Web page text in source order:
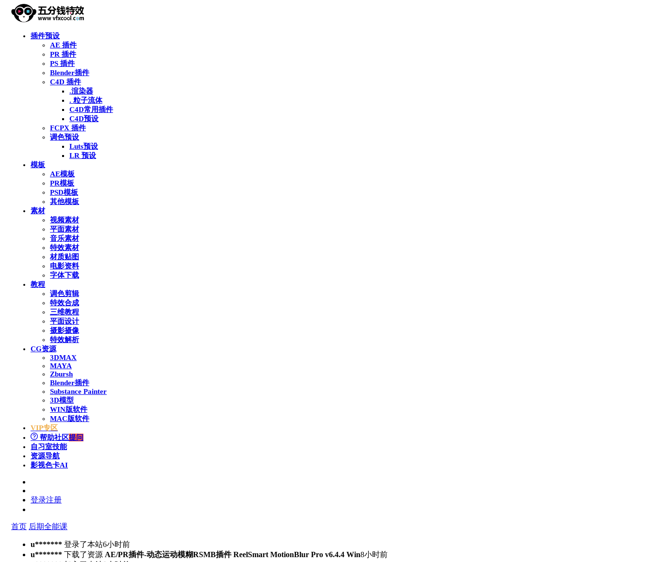
插件预设
AE 插件
PR 插件
PS 插件
Blender插件
C4D 插件
.渲染器
. 粒子流体
C4D常用插件
C4D预设
FCPX 插件
调色预设
Luts预设
LR 预设
模板
AE模板
PR模板
PSD模板
其他模板
素材
视频素材
平面素材
音乐素材
特效素材
材质贴图
电影资料
字体下载
教程
调色剪辑
特效合成
三维教程
平面设计
摄影摄像
特效解析
CG资源
3DMAX
MAYA
Zbursh
Blender插件
Substance Painter
3D模型
WIN版软件
MAC版软件
VIP专区
帮助社区提问
自习室技能
资源导航
影视色卡AI
登录注册
首页 后期全能课
u******* 登录了本站6小时前
u******* 下载了资源 AE/PR插件-动态运动模糊RSMB插件 ReelSmart MotionBlur Pro v6.4.4 Win8小时前